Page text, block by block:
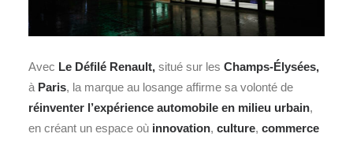
Avec Le Défilé Renault, situé sur les Champs-Élysées,
à Paris, la marque au losange affirme sa volonté de
réinventer l’expérience automobile en milieu urbain,
en créant un espace où innovation, culture, commerce